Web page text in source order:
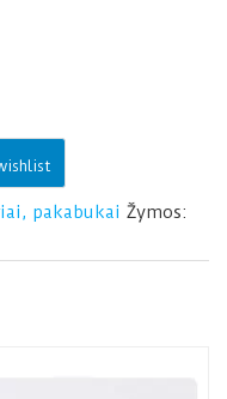
pakabukai Žymos: